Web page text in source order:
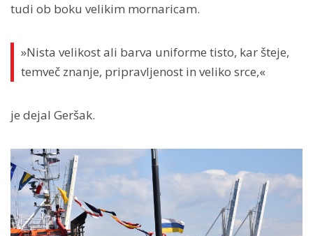
tudi ob boku velikim mornaricam.
»Nista velikost ali barva uniforme tisto, kar šteje,
temveč znanje, pripravljenost in veliko srce,«
je dejal Geršak.